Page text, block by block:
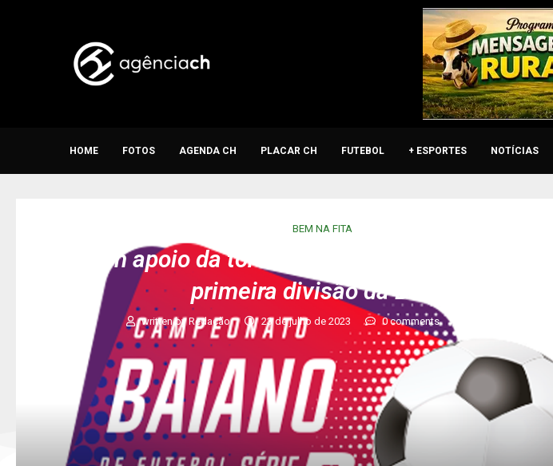
HOME FOTOS AGENDA CH PLACAR CH FUTEBOL + ESPORTES NOTÍCIAS
BEM NA FITA
Com apoio da torcida, Jacobina reage e volta à
primeira divisão da Bahia
written byRedação 23 de julho de 2023 0 comments